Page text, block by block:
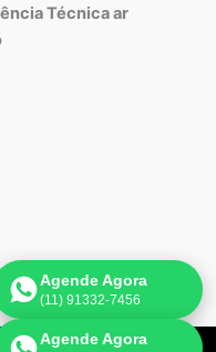
Técnica ar
Agende Agora
(11) 91332-7456
Agende Agora